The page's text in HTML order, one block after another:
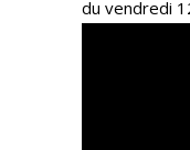
du vendredi